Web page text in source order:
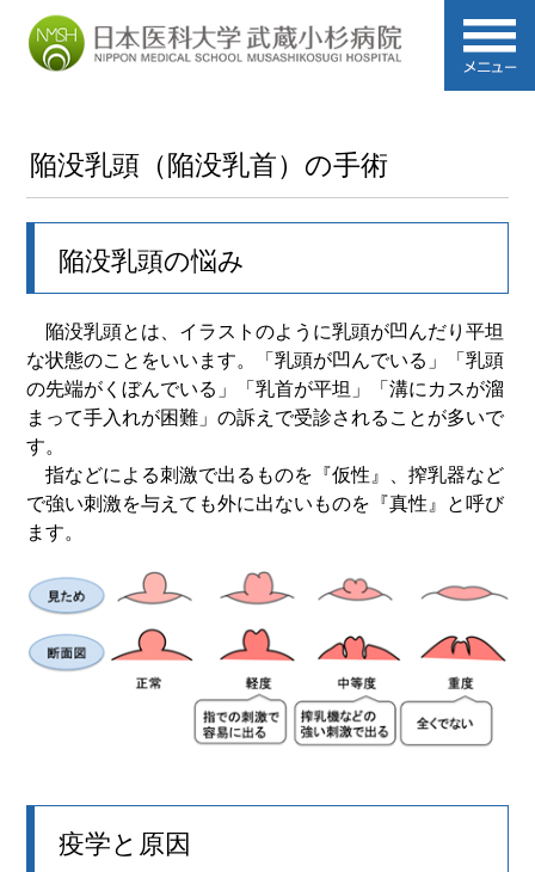
陥没乳頭（陥没乳首）の手術
陥没乳頭の悩み
陥没乳頭とは、イラストのように乳頭が凹んだり平坦
な状態のことをいいます。「乳頭が凹んでいる」「乳頭
の先端がくぼんでいる」「乳首が平坦」「溝にカスが溜
まって手入れが困難」の訴えで受診されることが多いで
す。
指などによる刺激で出るものを『仮性』、搾乳器など
で強い刺激を与えても外に出ないものを『真性』と呼び
ます。
疫学と原因